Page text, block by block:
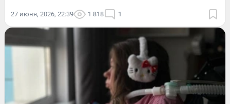
27 июня, 2026, 22:39 1 818 1